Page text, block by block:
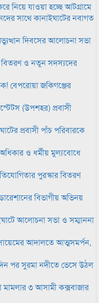
নিয়ে যাওয়া হচ্ছে আটগ্রামে
সাথে কানাইঘাটের নবাগত
দিবসের আলোচনা সভা
বিতরণ ও নতুন সদস্যদের
বেপরোয়া জকিগঞ্জের
(উপশহর) প্রবাসী
প্রবাসী পাঁচ পরিবারকে
ও ধর্মীয় মুল্যবোধে
পুরস্কার বিতরণ
বিভাগীয় অভিনয়
আলোচনা সভা ও সম্মাননা
আদালতে আত্মসমর্পন,
পর সুরমা নদীতে ভেসে উঠল
মামলার ৩ আসামী কক্সবাজার